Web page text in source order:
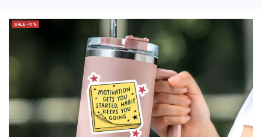
SALE -41%